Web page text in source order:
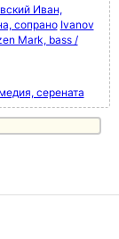
Иван,
сопрано Ivanov
Mark, bass /
серената